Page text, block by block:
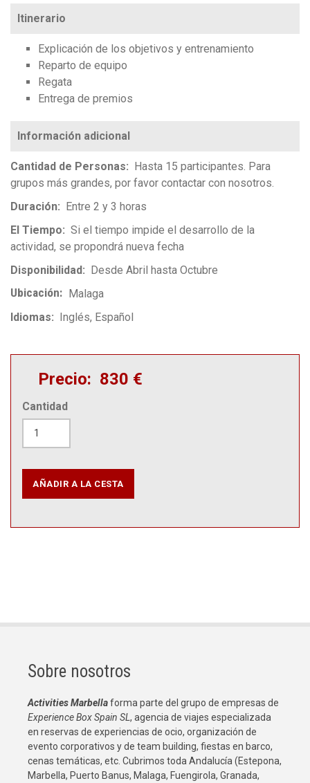
Itinerario
Explicación de los objetivos y entrenamiento
Reparto de equipo
Regata
Entrega de premios
Cantidad de Personas
Hasta 15 participantes. Para
grupos más grandes, por favor contactar con nosotros.
Duración
Entre 2 y 3 horas
El Tiempo
Si el tiempo impide el desarrollo de la
actividad, se propondrá nueva fecha
Disponibilidad
Desde Abril hasta Octubre
Ubicación
Malaga
Idiomas
Inglés Español
Precio 830 €
Cantidad
Sobre nosotros
Activities Marbellaforma parte del grupo de empresas de
Experience Box Spain SL, agencia de viajes especializada
en reservas de experiencias de ocio, organización de
evento corporativos y de team building, fiestas en barco,
cenas temáticas, etc. Cubrimos toda Andalucía (Estepona,
Marbella, Puerto Banus, Malaga, Fuengirola, Granada,